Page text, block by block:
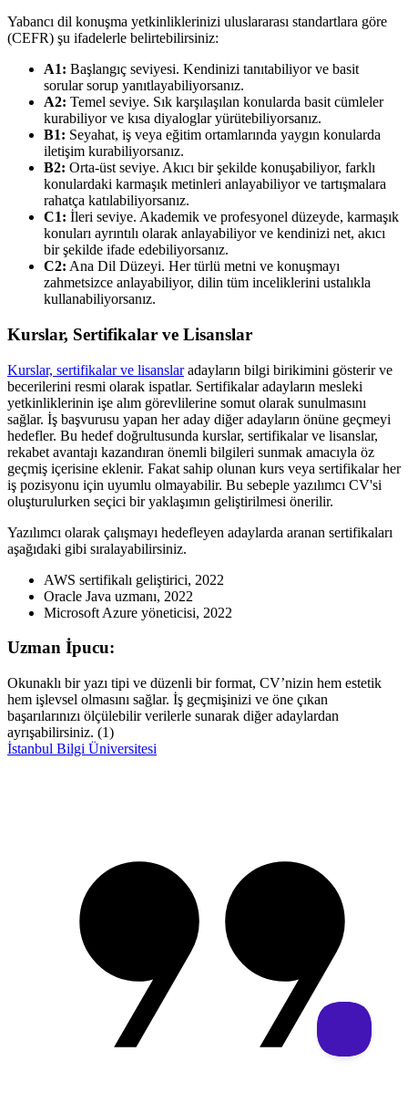
Yabancı dil konuşma yetkinliklerinizi uluslararası standartlara göre
(CEFR) şu ifadelerle belirtebilirsiniz:
A1: Başlangıç seviyesi. Kendinizi tanıtabiliyor ve basit
sorular sorup yanıtlayabiliyorsanız.
A2: Temel seviye. Sık karşılaşılan konularda basit cümleler
kurabiliyor ve kısa diyaloglar yürütebiliyorsanız.
B1: Seyahat, iş veya eğitim ortamlarında yaygın konularda
iletişim kurabiliyorsanız.
B2: Orta-üst seviye. Akıcı bir şekilde konuşabiliyor, farklı
konulardaki karmaşık metinleri anlayabiliyor ve tartışmalara
rahatça katılabiliyorsanız.
C1: İleri seviye. Akademik ve profesyonel düzeyde, karmaşık
konuları ayrıntılı olarak anlayabiliyor ve kendinizi net, akıcı
bir şekilde ifade edebiliyorsanız.
C2: Ana Dil Düzeyi. Her türlü metni ve konuşmayı
zahmetsizce anlayabiliyor, dilin tüm inceliklerini ustalıkla
kullanabiliyorsanız.
Kurslar, Sertifikalar ve Lisanslar
Kurslar, sertifikalar ve lisanslaradayların bilgi birikimini gösterir ve
becerilerini resmi olarak ispatlar. Sertifikalar adayların mesleki
yetkinliklerinin işe alım görevlilerine somut olarak sunulmasını
sağlar. İş başvurusu yapan her aday diğer adayların önüne geçmeyi
hedefler. Bu hedef doğrultusunda kurslar, sertifikalar ve lisanslar,
rekabet avantajı kazandıran önemli bilgileri sunmak amacıyla öz
geçmiş içerisine eklenir. Fakat sahip olunan kurs veya sertifikalar her
iş pozisyonu için uyumlu olmayabilir. Bu sebeple yazılımcı CV'si
oluşturulurken seçici bir yaklaşımın geliştirilmesi önerilir.
Yazılımcı olarak çalışmayı hedefleyen adaylarda aranan sertifikaları
aşağıdaki gibi sıralayabilirsiniz.
AWS sertifikalı geliştirici, 2022
Oracle Java uzmanı, 2022
Microsoft Azure yöneticisi, 2022
Uzman İpucu:
Okunaklı bir yazı tipi ve düzenli bir format, CV’nizin hem estetik
hem işlevsel olmasını sağlar. İş geçmişinizi ve öne çıkan
başarılarınızı ölçülebilir verilerle sunarak diğer adaylardan
ayrışabilirsiniz. (1)
İstanbul Bilgi Üniversitesi